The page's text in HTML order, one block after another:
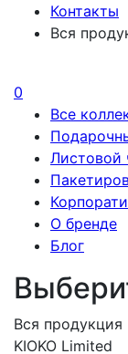
Контакты
Вся
0
Все
Листовой
О бренде
Блог
Вся продукция
KIOKO Limited